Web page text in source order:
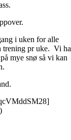
i uken for alle
trening pr uke. Vi
mye snø så vi kan